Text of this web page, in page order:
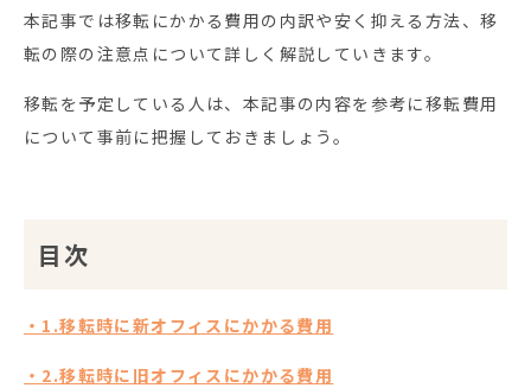
本記事では移転にかかる費用の内訳や安く抑える方法、移
転の際の注意点について詳しく解説していきます。
移転を予定している人は、本記事の内容を参考に移転費用
について事前に把握しておきましょう。
目次
・1.移転時に新オフィスにかかる費用
・2.移転時に旧オフィスにかかる費用